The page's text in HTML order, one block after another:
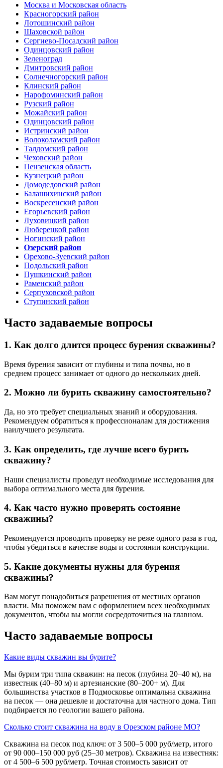
Москва и Московская область
Красногорский район
Лотошинский район
Шаховской район
Сергиево-Посадский район
Одинцовский район
Зеленоград
Дмитровский район
Солнечногорский район
Клинский район
Нарофоминский район
Рузский район
Можайский район
Одинцовский район
Истринский район
Волоколамский район
Талдомский район
Чеховский район
Пензенская область
Кузнецкий район
Домодедовский район
Балашихинский район
Воскресенский район
Егорьевский район
Луховицкий район
Люберецкой район
Ногинский район
Озерский район
Орехово-Зуевский район
Подольский район
Пушкинский район
Раменский район
Серпуховской район
Ступинский район
Часто задаваемые вопросы
1. Как долго длится процесс бурения скважины?
Время бурения зависит от глубины и типа почвы, но в
среднем процесс занимает от одного до нескольких дней.
2. Можно ли бурить скважину самостоятельно?
Да, но это требует специальных знаний и оборудования.
Рекомендуем обратиться к профессионалам для достижения
наилучшего результата.
3. Как определить, где лучше всего бурить
скважину?
Наши специалисты проведут необходимые исследования для
выбора оптимального места для бурения.
4. Как часто нужно проверять состояние
скважины?
Рекомендуется проводить проверку не реже одного раза в год,
чтобы убедиться в качестве воды и состоянии конструкции.
5. Какие документы нужны для бурения
скважины?
Вам могут понадобиться разрешения от местных органов
власти. Мы поможем вам с оформлением всех необходимых
документов, чтобы вы могли сосредоточиться на главном.
Часто задаваемые вопросы
Какие виды скважин вы бурите?
Мы бурим три типа скважин: на песок (глубина 20–40 м), на
известняк (40–80 м) и артезианские (80–200+ м). Для
большинства участков в Подмосковье оптимальна скважина
на песок — она дешевле и достаточна для частного дома. Тип
подбирается по геологии вашего района.
Сколько стоит скважина на воду в Орезском районе МО?
Скважина на песок под ключ: от 3 500–5 000 руб/метр, итого
от 90 000–150 000 руб (25–30 метров). Скважина на известняк:
от 4 500–6 500 руб/метр. Точная стоимость зависит от